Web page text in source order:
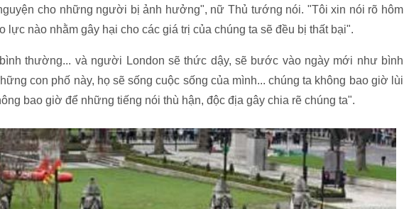
cho những người bị ảnh hưởng", nữ Thủ tướng nói. "Tôi xin nói rõ hôm
lực nào nhằm gây hại cho các giá trị của chúng ta sẽ đều bị thất bại".
thường... và người London sẽ thức dậy, sẽ bước vào ngày mới như bình
con phố này, họ sẽ sống cuộc sống của mình... chúng ta không bao giờ lùi
bao giờ để những tiếng nói thù hận, độc địa gây chia rẽ chúng ta".